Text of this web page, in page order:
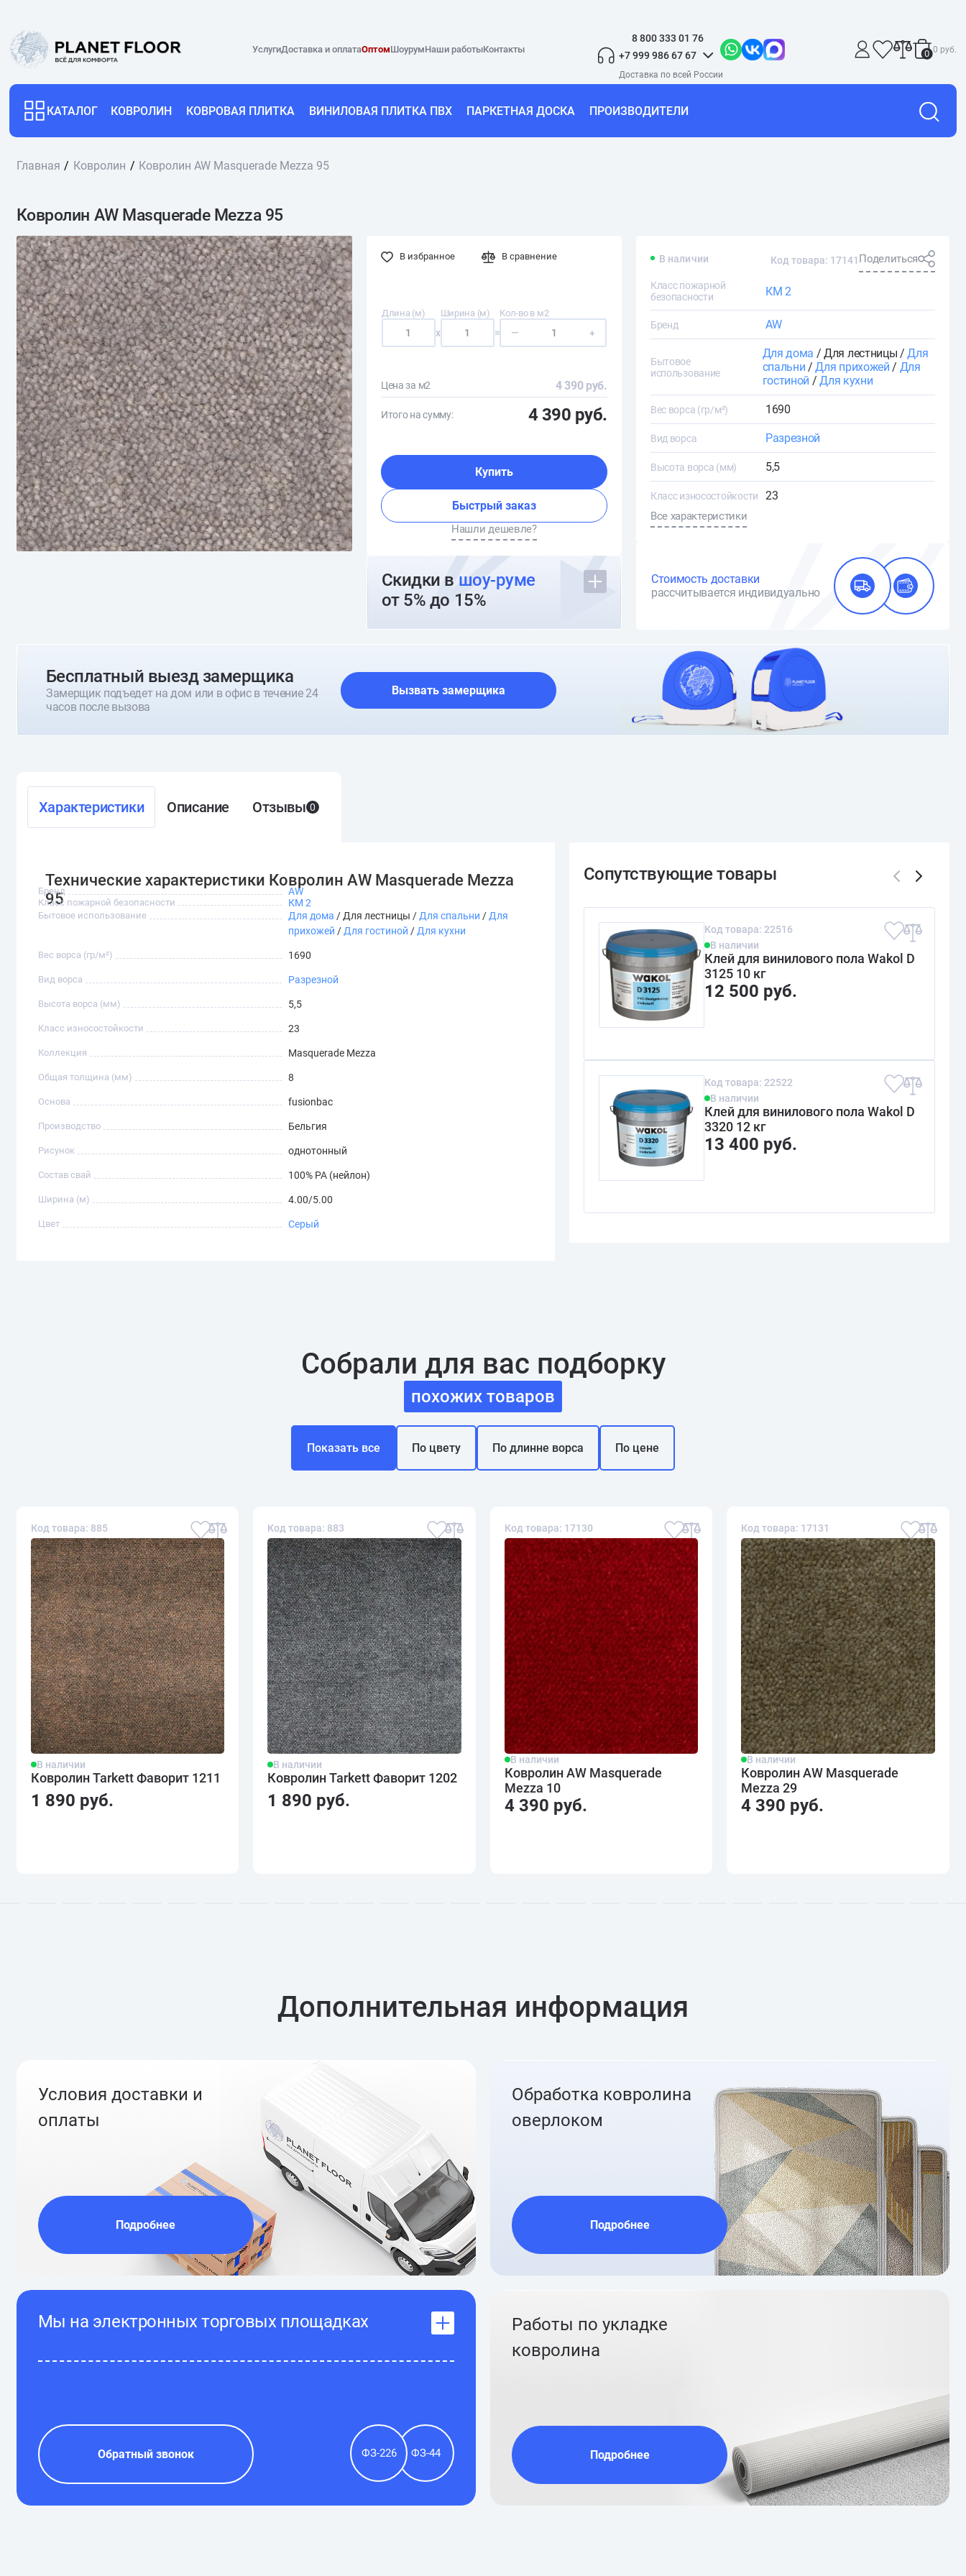
УслугиДоставка и оплатаОптомШоурумНаши работыКонтакты
8 800 333 01 76
+7 999 986 67 67
0 0 руб.
КАТАЛОГ КОВРОЛИН КОВРОВАЯ ПЛИТКА ВИНИЛОВАЯ ПЛИТКА ПВХ ПАРКЕТНАЯ ДОСКА ПРОИЗВОДИТЕЛИ
Главная Ковролин Ковролин AW Masquerade Mezza 95
Ковролин AW Masquerade Mezza 95
В избранное В сравнение
Длина (м)
x
Ширина (м)
=
Кол-во в м2
— +
Цена за м2 4 390 руб.
Итого на сумму: 4 390 руб.
Купить
Быстрый заказ
Нашли дешевле?
Скидки в шоу-руме
от 5% до 15%
В наличии Код товара: 17141 Поделиться
Класс пожарной
безопасности
КМ 2
Бренд AW
Бытовое
использование
Для дома / Для лестницы /Для
спальни /Для прихожей / Для
гостиной /Для кухни
Вес ворса (гр/м²) 1690
Вид ворса Разрезной
Высота ворса (мм) 5,5
Класс износостойкости 23
Все характеристики
Стоимость доставки
рассчитывается индивидуально
О доставке и оплате
Бесплатный выезд замерщика
Замерщик подъедет на дом или в офис в течение 24
часов после вызова
Вызвать замерщика
Характеристики Описание Отзывы 0
Технические характеристики Ковролин AW Masquerade Mezza
95
Класс пожарной безопасности КМ 2
Бренд AW
Бытовое использование Для дома / Для лестницы /Для спальни /Для
прихожей /Для гостиной /Для кухни
Вес ворса (гр/м²) 1690
Вид ворса Разрезной
Высота ворса (мм) 5,5
Класс износостойкости 23
Коллекция Masquerade Mezza
Общая толщина (мм) 8
Основа fusionbac
Производство Бельгия
Рисунок однотонный
Состав свай 100% PA (нейлон)
Ширина (м) 4.00/5.00
Цвет Серый
Код товара: 22516
В наличии
Клей для винилового пола Wakol D
3125 10 кг
12 500 руб.
Код товара: 22522
В наличии
Клей для винилового пола Wakol D
3320 12 кг
13 400 руб.
Собрали для вас подборку
похожих товаров
Показать все По цвету По длинне ворса По цене
Код товара: 885
В наличии
Ковролин Tarkett Фаворит 1211
1 890 руб.
Код товара: 883
В наличии
Ковролин Tarkett Фаворит 1202
1 890 руб.
Код товара: 17130
В наличии
Ковролин AW Masquerade
Mezza 10
4 390 руб.
Код товара: 17131
В наличии
Ковролин AW Masquerade
Mezza 29
4 390 руб.
Дополнительная информация
Условия доставки и
оплаты
Подробнее
Обработка ковролина
оверлоком
Подробнее
Мы на электронных торговых площадках
Обратный звонок ФЗ-226 ФЗ-44
Работы по укладке
ковролина
Подробнее